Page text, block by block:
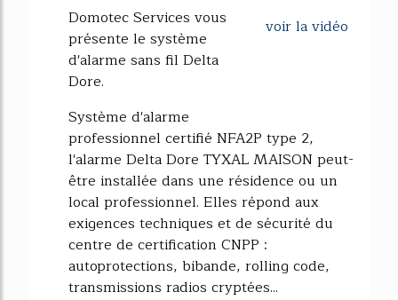
voir la vidéo
Domotec Services vous
présente le système
d'alarme sans fil Delta
Dore.
Système d'alarme
professionnel certifié NFA2P type 2,
l'alarme Delta Dore TYXAL MAISON peut-
être installée dans une résidence ou un
local professionnel. Elles répond aux
exigences techniques et de sécurité du
centre de certification CNPP :
autoprotections, bibande, rolling code,
transmissions radios cryptées...